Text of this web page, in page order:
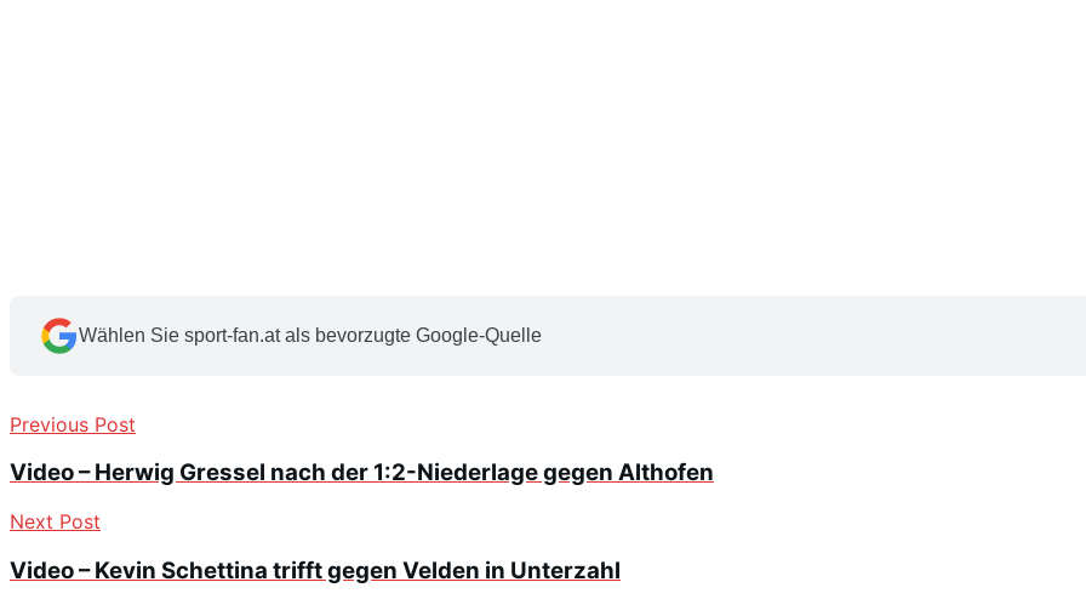
Wählen Sie sport-fan.at als bevorzugte Google-Quelle
Previous Post
Video – Herwig Gressel nach der 1:2-Niederlage gegen Althofen
Next Post
Video – Kevin Schettina trifft gegen Velden in Unterzahl